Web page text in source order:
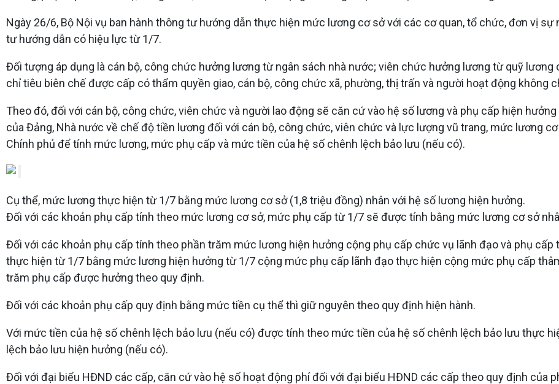
Ngày 26/6, Bộ Nội vụ ban hành thông tư hướng dẫn thực hiện mức lương cơ sở với các cơ quan, tổ chức, đơn vị
tư hướng dẫn có hiệu lực từ 1/7.
Đối tượng áp dụng là cán bộ, công chức hưởng lương từ ngân sách nhà nước; viên chức hưởng lương từ quỹ
chỉ tiêu biên chế được cấp có thẩm quyền giao, cán bộ, công chức xã, phường, thị trấn và người hoạt động không
Theo đó, đối với cán bộ, công chức, viên chức và người lao động sẽ căn cứ vào hệ số lương và phụ cấp hiện
của Đảng, Nhà nước về chế độ tiền lương đối với cán bộ, công chức, viên chức và lực lượng vũ trang, mức lương
Chính phủ để tính mức lương, mức phụ cấp và mức tiền của hệ số chênh lệch bảo lưu (nếu có).
Cụ thể, mức lương thực hiện từ 1/7 bằng mức lương cơ sở (1,8 triệu đồng) nhân với hệ số lương hiện hưởng.
Đối với các khoản phụ cấp tính theo mức lương cơ sở, mức phụ cấp từ 1/7 sẽ được tính bằng mức lương cơ sở
Đối với các khoản phụ cấp tính theo phần trăm mức lương hiện hưởng cộng phụ cấp chức vụ lãnh đạo và phụ
thực hiện từ 1/7 bằng mức lương hiện hưởng từ 1/7 cộng mức phụ cấp lãnh đạo thực hiện cộng mức phụ cấp
trăm phụ cấp được hưởng theo quy định.
Đối với các khoản phụ cấp quy định bằng mức tiền cụ thể thì giữ nguyên theo quy định hiện hành.
Với mức tiền của hệ số chênh lệch bảo lưu (nếu có) được tính theo mức tiền của hệ số chênh lệch bảo lưu thực
lệch bảo lưu hiện hưởng (nếu có).
Đối với đại biểu HĐND các cấp, căn cứ vào hệ số hoạt động phí đối với đại biểu HĐND các cấp theo quy định của